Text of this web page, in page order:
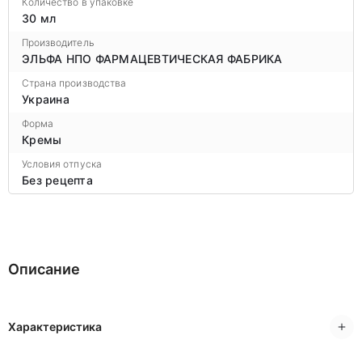
30 мл
Производитель
ЭЛЬФА НПО ФАРМАЦЕВТИЧЕСКАЯ ФАБРИКА
Страна производства
Украина
Форма
Кремы
Условия отпуска
Без рецепта
Описание
Характеристика